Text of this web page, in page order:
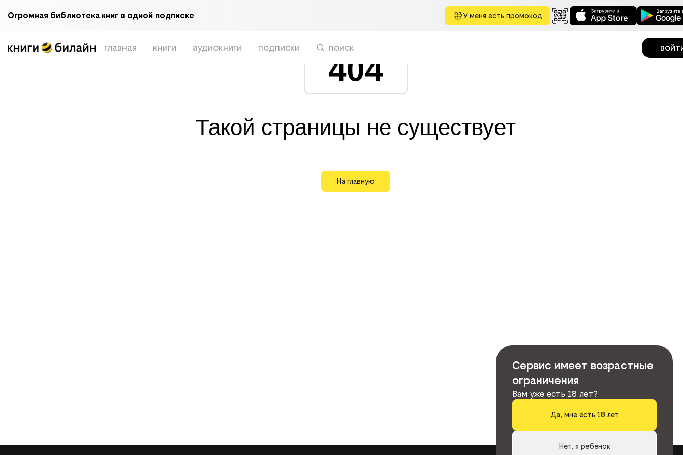
Огромная библиотека книг в одной подписке У меня есть промокод
главная книги аудиокниги подписки поиск
404
Такой страницы не существует
На главную
Сервис имеет возрастные
ограничения
Вам уже есть 18 лет?
Да, мне есть 18 лет
Нет, я ребенок